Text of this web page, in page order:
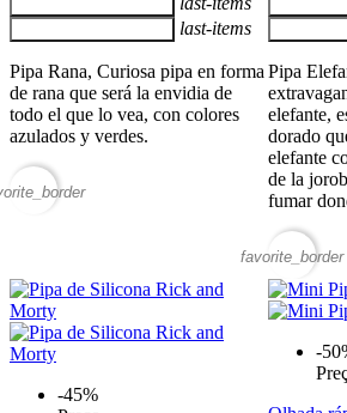
last-items
Pipa Rana, Curiosa pipa en forma
de rana que será la envidia de
todo el que lo vea, con colores
azulados y verdes.
Pipa
elefante,
dorado
elefante
de la
fumar
favorite_border
-45%
-